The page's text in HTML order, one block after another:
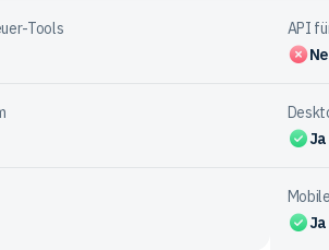
Tools
API
Ja
Ja